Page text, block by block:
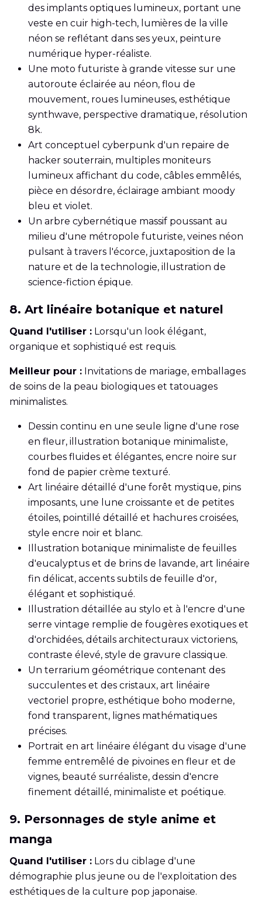
des implants optiques lumineux, portant une
veste en cuir high-tech, lumières de la ville
néon se reflétant dans ses yeux, peinture
numérique hyper-réaliste.
Une moto futuriste à grande vitesse sur une
autoroute éclairée au néon, flou de
mouvement, roues lumineuses, esthétique
synthwave, perspective dramatique, résolution
8k.
Art conceptuel cyberpunk d'un repaire de
hacker souterrain, multiples moniteurs
lumineux affichant du code, câbles emmêlés,
pièce en désordre, éclairage ambiant moody
bleu et violet.
Un arbre cybernétique massif poussant au
milieu d'une métropole futuriste, veines néon
pulsant à travers l'écorce, juxtaposition de la
nature et de la technologie, illustration de
science-fiction épique.
8. Art linéaire botanique et naturel
Quand l'utiliser : Lorsqu'un look élégant,
organique et sophistiqué est requis.
Meilleur pour : Invitations de mariage, emballages
de soins de la peau biologiques et tatouages
minimalistes.
Dessin continu en une seule ligne d'une rose
en fleur, illustration botanique minimaliste,
courbes fluides et élégantes, encre noire sur
fond de papier crème texturé.
Art linéaire détaillé d'une forêt mystique, pins
imposants, une lune croissante et de petites
étoiles, pointillé détaillé et hachures croisées,
style encre noir et blanc.
Illustration botanique minimaliste de feuilles
d'eucalyptus et de brins de lavande, art linéaire
fin délicat, accents subtils de feuille d'or,
élégant et sophistiqué.
Illustration détaillée au stylo et à l'encre d'une
serre vintage remplie de fougères exotiques et
d'orchidées, détails architecturaux victoriens,
contraste élevé, style de gravure classique.
Un terrarium géométrique contenant des
succulentes et des cristaux, art linéaire
vectoriel propre, esthétique boho moderne,
fond transparent, lignes mathématiques
précises.
Portrait en art linéaire élégant du visage d'une
femme entremêlé de pivoines en fleur et de
vignes, beauté surréaliste, dessin d'encre
finement détaillé, minimaliste et poétique.
9. Personnages de style anime et
manga
Quand l'utiliser : Lors du ciblage d'une
démographie plus jeune ou de l'exploitation des
esthétiques de la culture pop japonaise.